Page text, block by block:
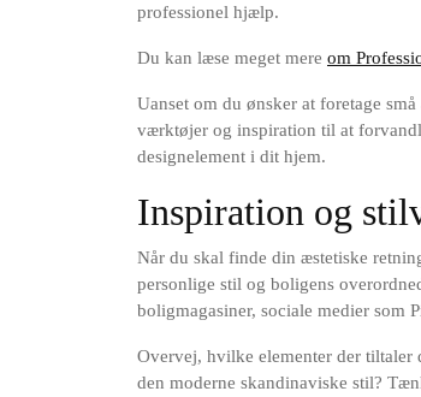
professionel hjælp.
Du kan læse meget mere om
Uanset om du ønsker at foretage
værktøjer og inspiration til at
designelement i dit hjem.
Inspiration og
Når du skal finde din æstetiske
personlige stil og boligens
boligmagasiner, sociale medier som
Overvej, hvilke elementer der tiltaler
den moderne skandinaviske stil?